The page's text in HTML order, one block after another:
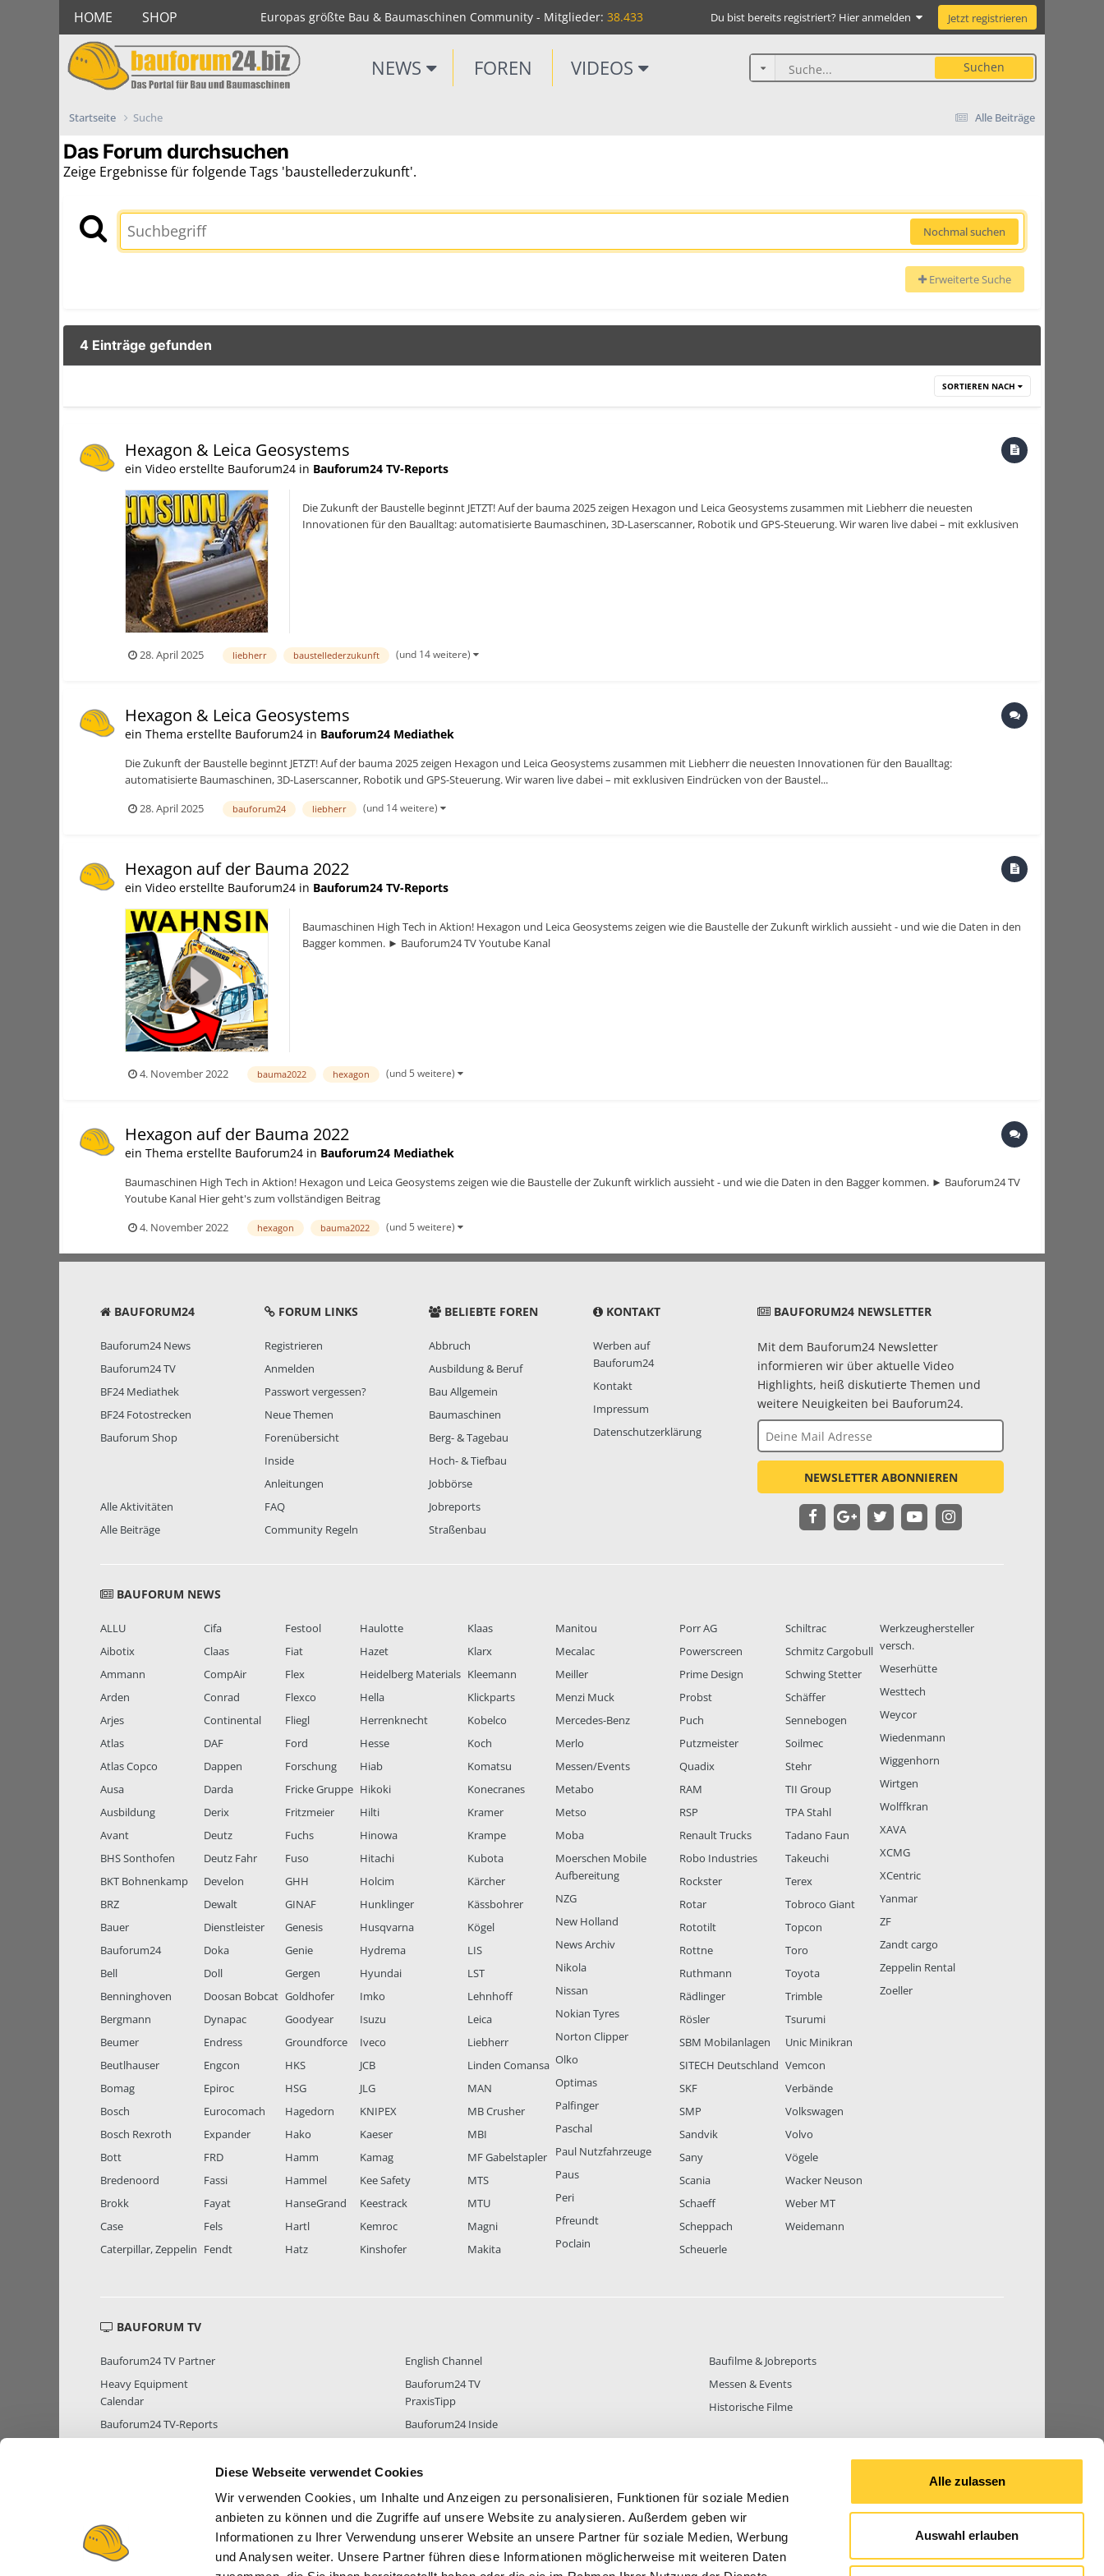
Diese Webseite verwendet Cookies
Wir verwenden Cookies, um Inhalte und Anzeigen zu personalisieren, Funktionen für soziale Medien
anbieten zu können und die Zugriffe auf unsere Website zu analysieren. Außerdem geben wir
Informationen zu Ihrer Verwendung unserer Website an unsere Partner für soziale Medien, Werbung
und Analysen weiter. Unsere Partner führen diese Informationen möglicherweise mit weiteren Daten
Alle zulassen
Auswahl erlauben
HOME SHOP Europas größte Bau & Baumaschinen Community - Mitglieder: 38.433 Du bist bereits registriert? Hier anmelden Jetzt registrieren
NEWS FOREN VIDEOS Suchen
Alle Beiträge
Startseite Suche
Das Forum durchsuchen
Zeige Ergebnisse für folgende Tags 'baustellederzukunft'.
Nochmal suchen
Erweiterte Suche
4 Einträge gefunden
SORTIEREN NACH
Hexagon & Leica Geosystems
ein Video erstellte Bauforum24 in Bauforum24 TV-Reports
Die Zukunft der Baustelle beginnt JETZT! Auf der bauma 2025 zeigen Hexagon und Leica Geosystems zusammen mit Liebherr die neuesten
Innovationen für den Baualltag: automatisierte Baumaschinen, 3D-Laserscanner, Robotik und GPS-Steuerung. Wir waren live dabei – mit exklusiven
28. April 2025 liebherr baustellederzukunft (und 14 weitere)
Hexagon & Leica Geosystems
ein Thema erstellte Bauforum24 in Bauforum24 Mediathek
Die Zukunft der Baustelle beginnt JETZT! Auf der bauma 2025 zeigen Hexagon und Leica Geosystems zusammen mit Liebherr die neuesten Innovationen für den Baualltag:
automatisierte Baumaschinen, 3D-Laserscanner, Robotik und GPS-Steuerung. Wir waren live dabei – mit exklusiven Eindrücken von der Baustel...
28. April 2025
bauforum24 liebherr (und 14 weitere)
Hexagon auf der Bauma 2022
ein Video erstellte Bauforum24 in Bauforum24 TV-Reports
Baumaschinen High Tech in Aktion! Hexagon und Leica Geosystems zeigen wie die Baustelle der Zukunft wirklich aussieht - und wie die Daten in den
Bagger kommen. ► Bauforum24 TV Youtube Kanal
4. November 2022 bauma2022 hexagon (und 5 weitere)
Hexagon auf der Bauma 2022
ein Thema erstellte Bauforum24 in Bauforum24 Mediathek
Baumaschinen High Tech in Aktion! Hexagon und Leica Geosystems zeigen wie die Baustelle der Zukunft wirklich aussieht - und wie die Daten in den Bagger kommen. ► Bauforum24 TV
Youtube Kanal Hier geht's zum vollständigen Beitrag
4. November 2022
hexagon bauma2022 (und 5 weitere)
BAUFORUM24
Bauforum24 News
Bauforum24 TV
BF24 Mediathek
BF24 Fotostrecken
Bauforum Shop
Alle Aktivitäten
Alle Beiträge
FORUM LINKS
Registrieren
Anmelden
Passwort vergessen?
Neue Themen
Forenübersicht
Inside
Anleitungen
FAQ
Community Regeln
BELIEBTE FOREN
Abbruch
Ausbildung & Beruf
Bau Allgemein
Baumaschinen
Berg- & Tagebau
Hoch- & Tiefbau
Jobbörse
Jobreports
Straßenbau
KONTAKT
Werben auf
Bauforum24
Kontakt
Impressum
Datenschutzerklärung
BAUFORUM24 NEWSLETTER
Mit dem Bauforum24 Newsletter
informieren wir über aktuelle Video
Highlights, heiß diskutierte Themen und
weitere Neuigkeiten bei Bauforum24.
NEWSLETTER ABONNIEREN
BAUFORUM NEWS
ALLU
Aibotix
Ammann
Arden
Arjes
Atlas
Atlas Copco
Ausa
Ausbildung
Avant
BHS Sonthofen
BKT Bohnenkamp
BRZ
Bauer
Bauforum24
Bell
Benninghoven
Bergmann
Beumer
Beutlhauser
Bomag
Bosch
Bosch Rexroth
Bott
Bredenoord
Brokk
Case
Caterpillar, Zeppelin
Cifa
Claas
CompAir
Conrad
Continental
DAF
Dappen
Darda
Derix
Deutz
Deutz Fahr
Develon
Dewalt
Dienstleister
Doka
Doll
Doosan Bobcat
Dynapac
Endress
Engcon
Epiroc
Eurocomach
Expander
FRD
Fassi
Fayat
Fels
Fendt
Festool
Fiat
Flex
Flexco
Fliegl
Ford
Forschung
Fricke Gruppe
Fritzmeier
Fuchs
Fuso
GHH
GINAF
Genesis
Genie
Gergen
Goldhofer
Goodyear
Groundforce
HKS
HSG
Hagedorn
Hako
Hamm
Hammel
HanseGrand
Hartl
Hatz
Haulotte
Hazet
Heidelberg Materials
Hella
Herrenknecht
Hesse
Hiab
Hikoki
Hilti
Hinowa
Hitachi
Holcim
Hunklinger
Husqvarna
Hydrema
Hyundai
Imko
Isuzu
Iveco
JCB
JLG
KNIPEX
Kaeser
Kamag
Kee Safety
Keestrack
Kemroc
Kinshofer
Klaas
Klarx
Kleemann
Klickparts
Kobelco
Koch
Komatsu
Konecranes
Kramer
Krampe
Kubota
Kärcher
Kässbohrer
Kögel
LIS
LST
Lehnhoff
Leica
Liebherr
Linden Comansa
MAN
MB Crusher
MBI
MF Gabelstapler
MTS
MTU
Magni
Makita
Manitou
Mecalac
Meiller
Menzi Muck
Mercedes-Benz
Merlo
Messen/Events
Metabo
Metso
Moba
Moerschen Mobile
Aufbereitung
NZG
New Holland
News Archiv
Nikola
Nissan
Nokian Tyres
Norton Clipper
Olko
Optimas
Palfinger
Paschal
Paul Nutzfahrzeuge
Paus
Peri
Pfreundt
Poclain
Porr AG
Powerscreen
Prime Design
Probst
Puch
Putzmeister
Quadix
RAM
RSP
Renault Trucks
Robo Industries
Rockster
Rotar
Rototilt
Rottne
Ruthmann
Rädlinger
Rösler
SBM Mobilanlagen
SITECH Deutschland
SKF
SMP
Sandvik
Sany
Scania
Schaeff
Scheppach
Scheuerle
Schiltrac
Schmitz Cargobull
Schwing Stetter
Schäffer
Sennebogen
Soilmec
Stehr
TII Group
TPA Stahl
Tadano Faun
Takeuchi
Terex
Tobroco Giant
Topcon
Toro
Toyota
Trimble
Tsurumi
Unic Minikran
Vemcon
Verbände
Volkswagen
Volvo
Vögele
Wacker Neuson
Weber MT
Weidemann
Werkzeughersteller
versch.
Weserhütte
Westtech
Weycor
Wiedenmann
Wiggenhorn
Wirtgen
Wolffkran
XAVA
XCMG
XCentric
Yanmar
ZF
Zandt cargo
Zeppelin Rental
Zoeller
BAUFORUM TV
Bauforum24 TV Partner
Heavy Equipment
Calendar
Bauforum24 TV-Reports
English Channel
Bauforum24 TV
PraxisTipp
Bauforum24 Inside
Baufilme & Jobreports
Messen & Events
Historische Filme
MITGLIEDER STATISTIK MITGLIEDER38.433 FOREN STATISTIK ALLE THEMEN BEITRÄGE GESAMT842.665